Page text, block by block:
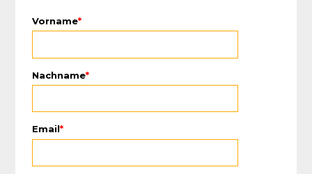
Vorname*
Nachname*
Email*